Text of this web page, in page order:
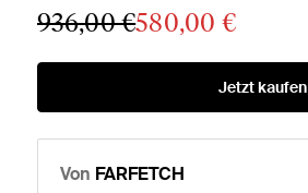
936,00 €580,00 €
Jetzt kaufen
Von FARFETCH